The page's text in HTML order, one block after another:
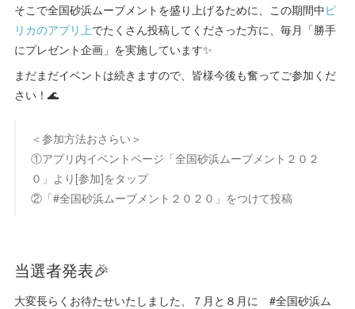
そこで全国砂浜ムーブメントを盛り上げるために、この期間中 ピ
リカのアプリ上でたくさん投稿してくださった方に、毎月「勝手
にプレゼント企画」を実施しています✨
まだまだイベントは続きますので、皆様今後も奮ってご参加くだ
さい！🌊
＜参加方法おさらい＞
①アプリ内イベントページ「全国砂浜ムーブメント２０２
０」より[参加]をタップ
②「#全国砂浜ムーブメント２０２０」をつけて投稿
当選者発表🎉
大変長らくお待たせいたしました、７月と８月に #全国砂浜ム